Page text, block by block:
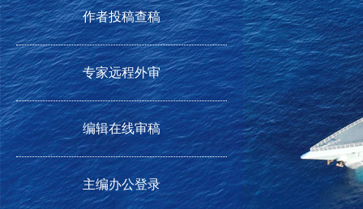
作者投稿查稿
专家远程外审
编辑在线审稿
主编办公登录